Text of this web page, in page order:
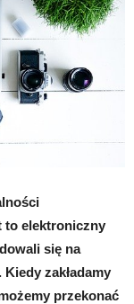
to elektroniczny
się na
zakładamy
przekonać